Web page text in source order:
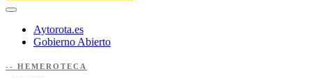
Aytorota.es
Gobierno Abierto
-- HEMEROTECA